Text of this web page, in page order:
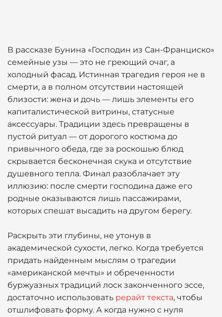
В рассказе Бунина «Господин из Сан-Франциско»
семейные узы — это не греющий очаг, а
холодный фасад. Истинная трагедия героя не в
смерти, а в полном отсутствии настоящей
близости: жена и дочь — лишь элементы его
капиталистической витрины, статусные
аксессуары. Традиции здесь превращены в
пустой ритуал — от дорогого костюма до
привычного обеда, где за роскошью блюд
скрывается бесконечная скука и отсутствие
душевного тепла. Финал разоблачает эту
иллюзию: после смерти господина даже его
родные оказываются лишь пассажирами,
которых спешат высадить на другом берегу.
Раскрыть эти глубины, не утонув в
академической сухости, легко. Когда требуется
придать найденным мыслям о трагедии
«американской мечты» и обреченности
буржуазных традиций лоск законченного эссе,
достаточно использовать рерайт текста, чтобы
отшлифовать форму. А когда нужно с нуля